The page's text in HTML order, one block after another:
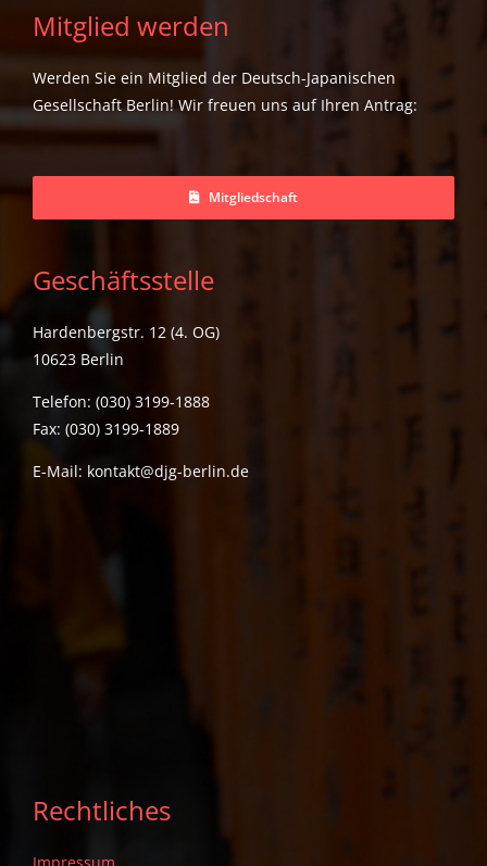
Mitglied werden
Werden Sie ein Mitglied der Deutsch-Japanischen
Gesellschaft Berlin! Wir freuen uns auf Ihren Antrag:
Mitgliedschaft
Geschäftsstelle
Hardenbergstr. 12 (4. OG)
10623 Berlin
Telefon: (030) 3199-1888
Fax: (030) 3199-1889
E-Mail: kontakt@djg-berlin.de
Rechtliches
Impressum